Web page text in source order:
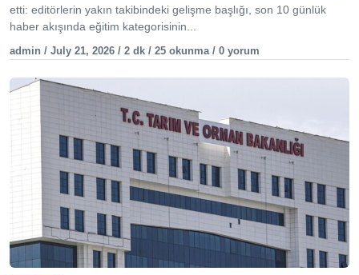
etti: editörlerin yakın takibindeki gelişme başlığı, son 10 günlük
haber akışında eğitim kategorisinin...
admin / July 21, 2026 / 2 dk / 25 okunma / 0 yorum